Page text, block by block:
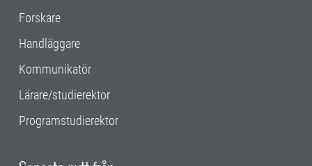
Forskare
Handläggare
Kommunikatör
Lärare/studierektor
Programstudierektor